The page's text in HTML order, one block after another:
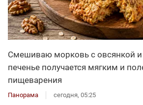
Смешиваю морковь с овсянкой и
печенье получается мягким и
пищеварения
Панорама сегодня, 05:25